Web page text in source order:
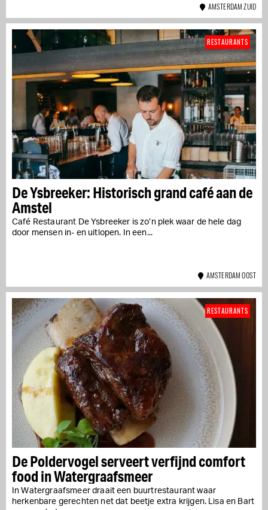
AMSTERDAM ZUID
De Ysbreeker: Historisch grand café aan de
Amstel
Café Restaurant De Ysbreeker is zo’n plek waar de hele dag
door mensen in- en uitlopen. In een...
RESTAURANTS
AMSTERDAM OOST
De Poldervogel serveert verfijnd comfort
food in Watergraafsmeer
In Watergraafsmeer draait een buurtrestaurant waar
herkenbare gerechten net dat beetje extra krijgen. Lisa en Bart
RESTAURANTS